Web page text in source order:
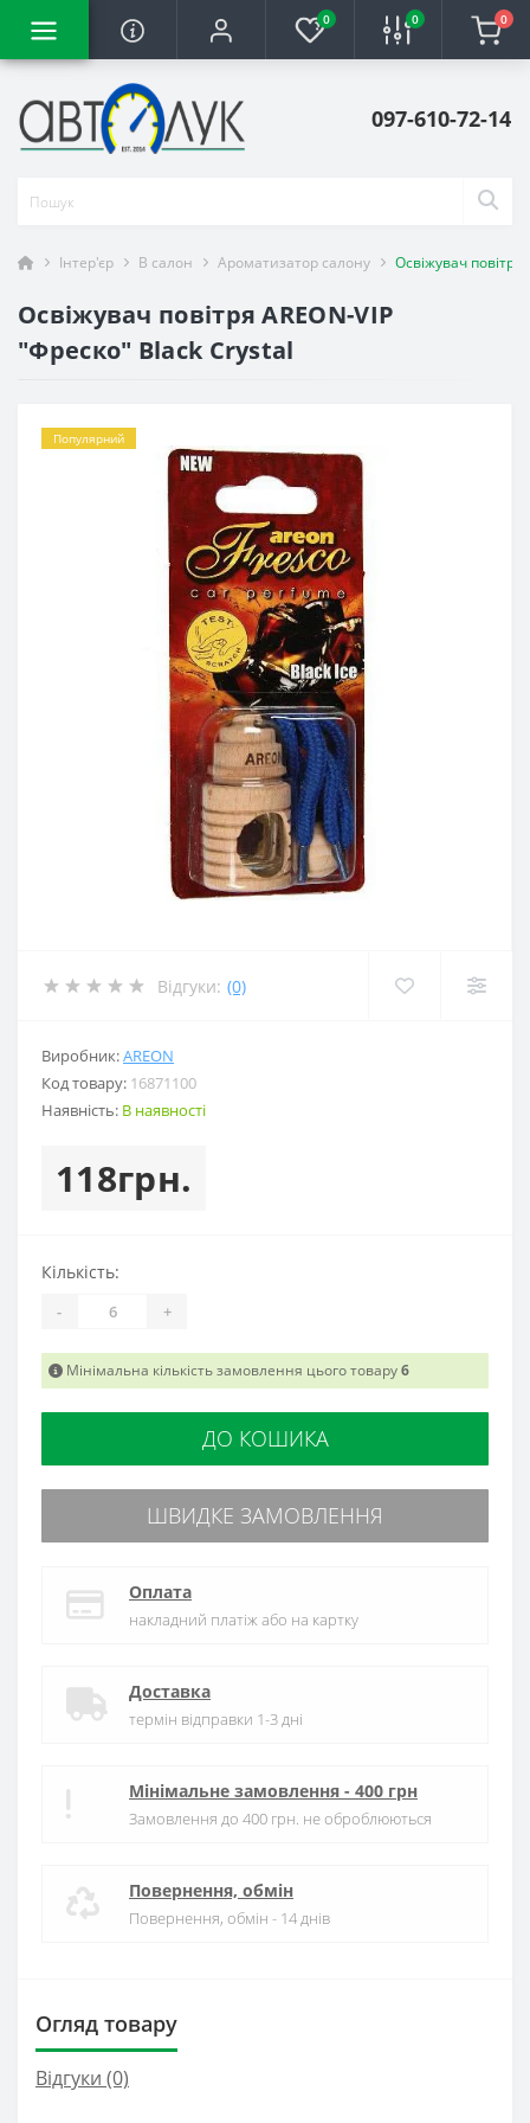
0 0 0
097-610-72-14
Інтер'єр В салон Ароматизатор салону Освіжувач
Освіжувач повітря AREON-VIP
"Фреско" Black Crystal
Популярний
Відгуки: (0)
Виробник:AREON
Код товару: 16871100
Наявність: В наявності
118грн.
Кількість:
- +
Мінімальна кількість замовлення цього товару6
ДО КОШИКА
ШВИДКЕ ЗАМОВЛЕННЯ
Оплата
накладний платіж або на картку
Доставка
термін відправки 1-3 дні
Мінімальне замовлення - 400 грн
Замовлення до 400 грн. не оброблюються
Повернення, обмін
Повернення, обмін - 14 днів
Огляд товару
Відгуки (0)